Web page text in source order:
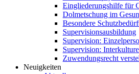
Eingliederungshilfe für
Dolmetschung im
Besondere
Supervisionsausbildung
Supervision:
Supervision:
Zuwendungsrecht
Neuigkeiten